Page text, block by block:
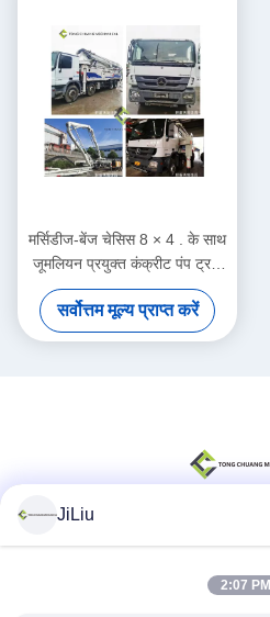
मर्सिडीज-बेंज चेसिस 8 × 4 . के साथ
जूमलियन प्रयुक्त कंक्रीट पंप ट्रक
का पुनरुत्पादन
सर्वोत्तम मूल्य प्राप्त करें
JiLiu
2:07 PM